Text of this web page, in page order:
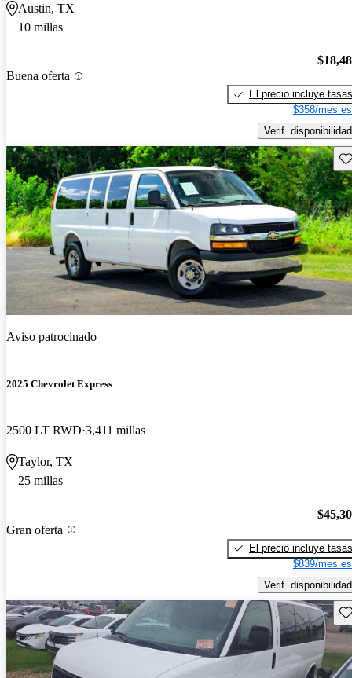
Austin, TX
10 millas
Buena oferta
El precio incluye tasas
$358/mes
Verif. disponibilidad
Aviso patrocinado
2025 Chevrolet Express
2500 LT RWD 3,411 millas
Taylor, TX
25 millas
Gran oferta
El precio incluye tasas
$839/mes
Verif. disponibilidad